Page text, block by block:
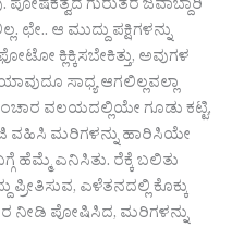
ಗುರುತರ ಜವಾಬ್ದಾರಿ
ಆ ಮುದ್ದು ಪಕ್ಷಿಗಳನ್ನು
ಕ್ಲಿಕ್ಕಿಸಬೇಕಿತ್ತು, ಅವುಗಳ
ಸಾಧ್ಯ ಆಗಲಿಲ್ಲವಲ್ಲಾ
ವಲಯದಲ್ಲಿಯೇ ಗೂಡು ಕಟ್ಟಿ,
ವಹಿಸಿ ಮರಿಗಳನ್ನು ಹಾರಿಸಿಯೇ
ಹೆಮ್ಮೆ ಎನಿಸಿತು. ರೆಕ್ಕೆ ಬಲಿತು
ಎಳೆತನದಲ್ಲಿ ಕೊಕ್ಕು
ನೀಡಿ ಪೋಷಿಸಿದ, ಮರಿಗಳನ್ನು